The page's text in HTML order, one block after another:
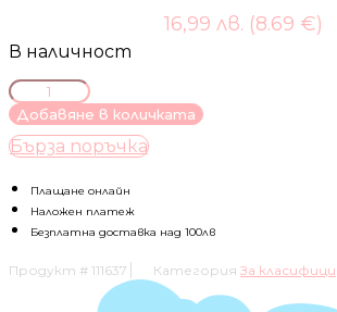
16,99 лв. (8.69 €)
В наличност
количество
за
Galix-
бебешка
Baby
dream
80/100см
муселин
Добавяне в количката
Бърза поръчка
Плащане онлайн
Наложен платеж
Безплатна доставка над 100лв
Продукт # 111637 Категория За